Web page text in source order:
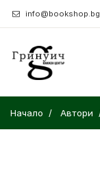
info@bookshop.bg
Начало Автори